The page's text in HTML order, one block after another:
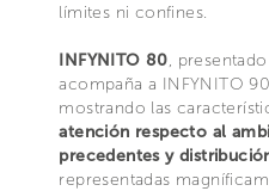
límites ni confines.
INFYNITO 80,
acompaña a INFYNITO
mostrando las
atención respecto al
precedentes y
representadas